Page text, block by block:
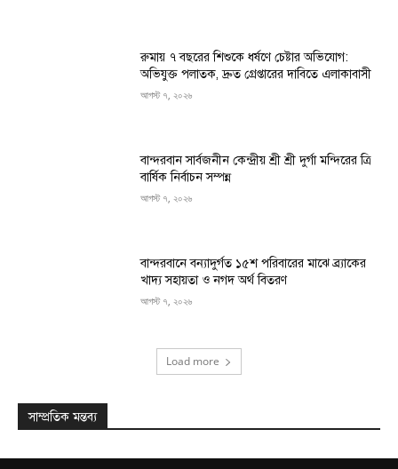
রুমায় ৭ বছরের শিশুকে ধর্ষণে চেষ্টার অভিযোগ:
অভিযুক্ত পলাতক, দ্রুত গ্রেপ্তারের দাবিতে এলাকাবাসী
আগস্ট ৭, ২০২৬
বান্দরবান সার্বজনীন কেন্দ্রীয় শ্রী শ্রী দুর্গা মন্দিরের ত্রি
বার্ষিক নির্বাচন সম্পন্ন
আগস্ট ৭, ২০২৬
বান্দরবানে বন্যাদুর্গত ১৫শ পরিবারের মাঝে ব্র্যাকের
খাদ্য সহায়তা ও নগদ অর্থ বিতরণ
আগস্ট ৭, ২০২৬
Load more
সাম্প্রতিক মন্তব্য